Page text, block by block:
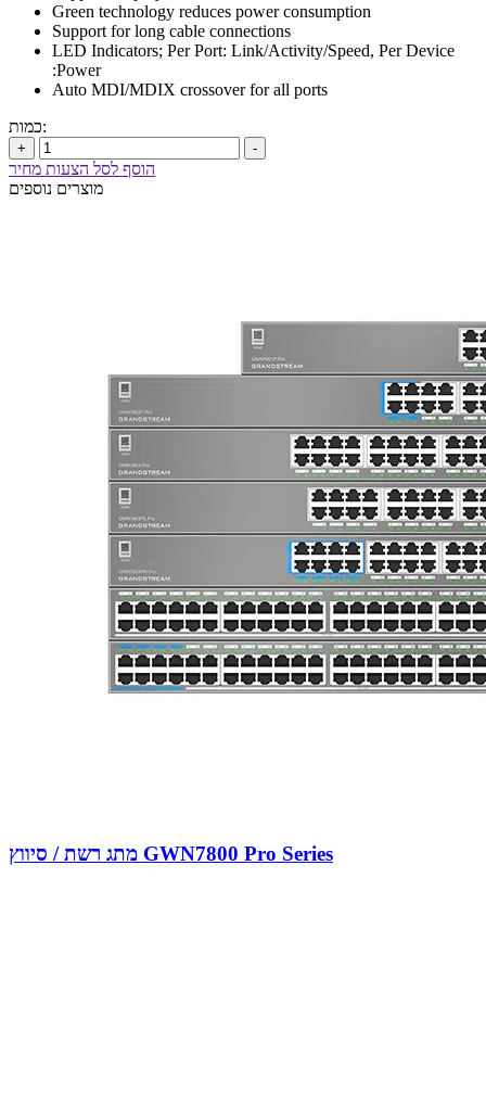
Green technology reduces power consumption
Support for long cable connections
LED Indicators; Per Port: Link/Activity/Speed, Per Device
:Power
Auto MDI/MDIX crossover for all ports
כמות:
+ -
הוסף לסל הצעות מחיר
מוצרים נוספים
מתג רשת / סיווץ GWN7800 Pro Series